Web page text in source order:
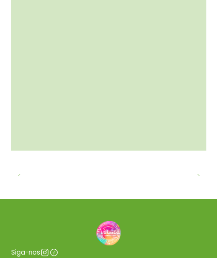
Siga-nos